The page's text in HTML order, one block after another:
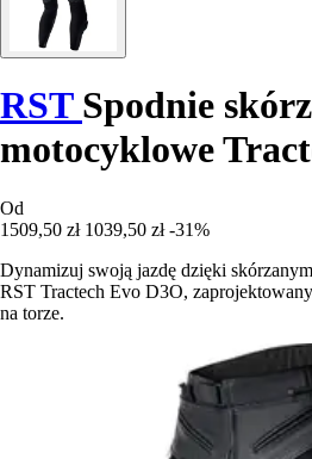
RST Spodnie
motocyklowe
Od
1509,50 zł 1039,50 zł -31%
Dynamizuj swoją jazdę dzięki
RST Tractech Evo D3O,
na torze.